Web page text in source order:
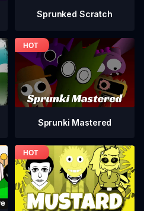
Sprunked Scratch
Sprunki Mastered